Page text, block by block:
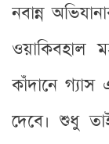
নবান্ন
ওয়াকিবহাল
কাঁদানে
দেবে। শুধু